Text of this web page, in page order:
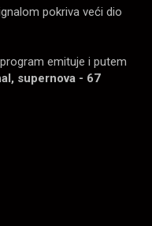
pokriva veći dio
emituje i putem
supernova - 67